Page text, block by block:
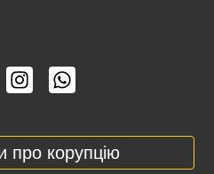
про корупцію